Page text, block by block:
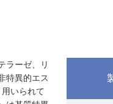
ラーゼ、リ
特異的エス
いられて